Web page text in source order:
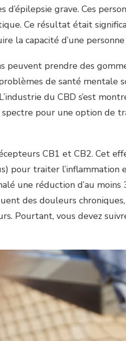
grave. Ces
Ce résultat était
la capacité d’une
prendre des
de santé mentale
du CBD s’est
pour une option de
CB1 et CB2. Cet
pour traiter l’inflammation
une réduction d’au
des douleurs
Pourtant, vous devez